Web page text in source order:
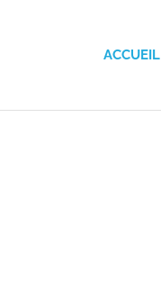
ACCUEIL